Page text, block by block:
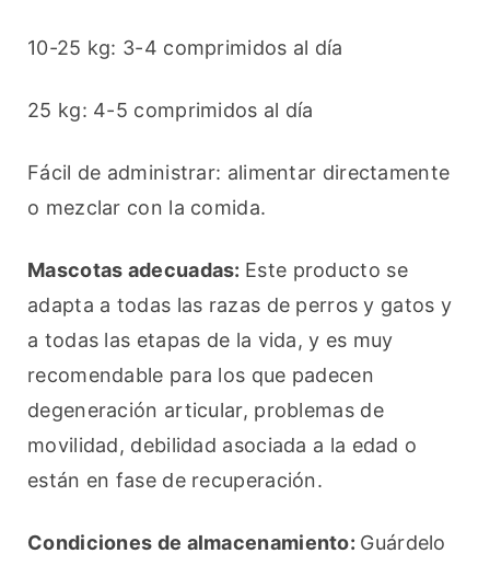
10-25 kg: 3-4 comprimidos al día
25 kg: 4-5 comprimidos al día
Fácil de administrar: alimentar directamente
o mezclar con la comida.
Mascotas adecuadas: Este producto se
adapta a todas las razas de perros y gatos y
a todas las etapas de la vida, y es muy
recomendable para los que padecen
degeneración articular, problemas de
movilidad, debilidad asociada a la edad o
están en fase de recuperación.
Condiciones de almacenamiento: Guárdelo